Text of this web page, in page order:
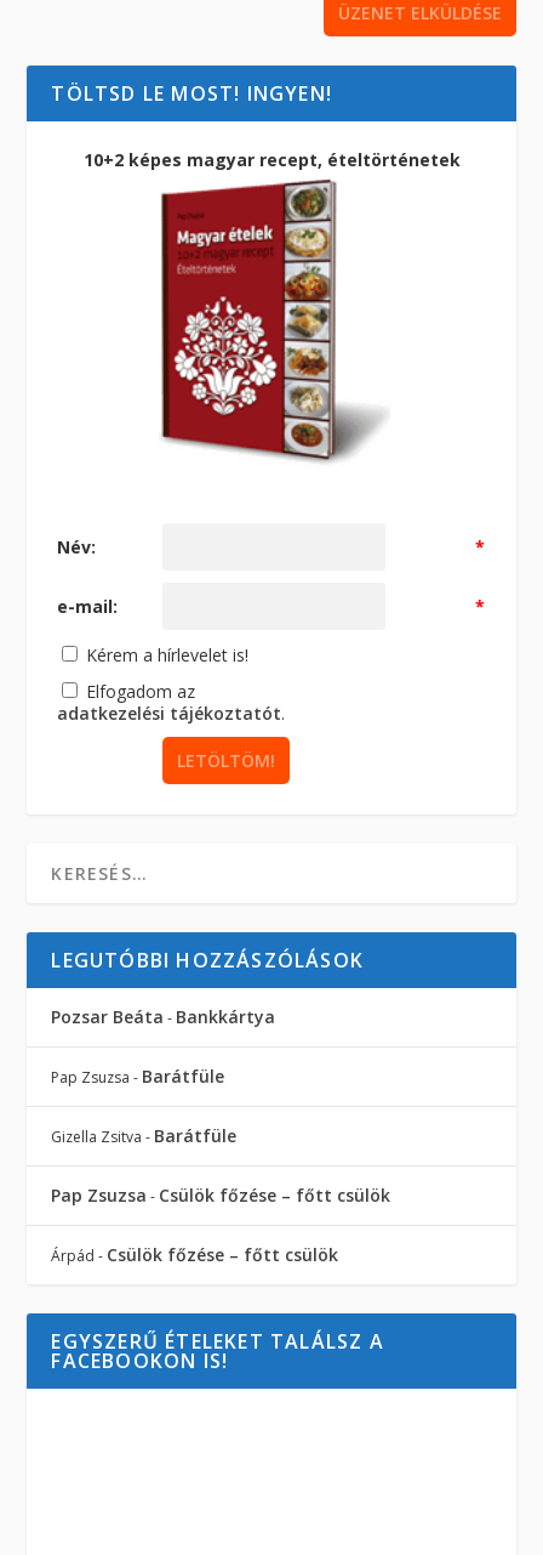
TÖLTSD LE MOST! INGYEN!
10+2 képes magyar recept, ételtörténetek
Név: *
e-mail: *
Kérem a hírlevelet is!
Elfogadom az
adatkezelési tájékoztatót.
LEGUTÓBBI HOZZÁSZÓLÁSOK
Pozsar Beáta - Bankkártya
Pap Zsuzsa - Barátfüle
Gizella Zsitva - Barátfüle
Pap Zsuzsa - Csülök főzése – főtt csülök
Árpád - Csülök főzése – főtt csülök
EGYSZERŰ ÉTELEKET TALÁLSZ A
FACEBOOKON IS!